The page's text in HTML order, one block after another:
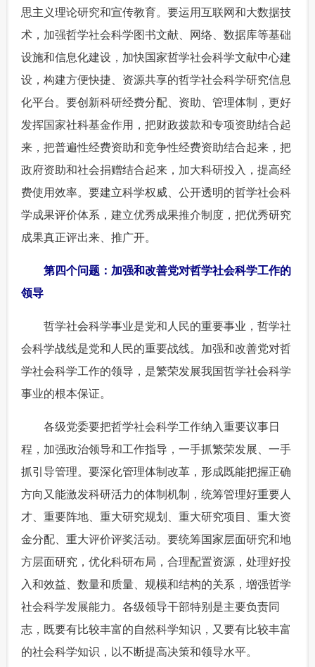
思主义理论研究和宣传教育。要运用互联网和大数据技
术，加强哲学社会科学图书文献、网络、数据库等基础
设施和信息化建设，加快国家哲学社会科学文献中心建
设，构建方便快捷、资源共享的哲学社会科学研究信息
化平台。要创新科研经费分配、资助、管理体制，更好
发挥国家社科基金作用，把财政拨款和专项资助结合起
来，把普遍性经费资助和竞争性经费资助结合起来，把
政府资助和社会捐赠结合起来，加大科研投入，提高经
费使用效率。要建立科学权威、公开透明的哲学社会科
学成果评价体系，建立优秀成果推介制度，把优秀研究
成果真正评出来、推广开。
第四个问题：加强和改善党对哲学社会科学工作的
领导
哲学社会科学事业是党和人民的重要事业，哲学社
会科学战线是党和人民的重要战线。加强和改善党对哲
学社会科学工作的领导，是繁荣发展我国哲学社会科学
事业的根本保证。
各级党委要把哲学社会科学工作纳入重要议事日
程，加强政治领导和工作指导，一手抓繁荣发展、一手
抓引导管理。要深化管理体制改革，形成既能把握正确
方向又能激发科研活力的体制机制，统筹管理好重要人
才、重要阵地、重大研究规划、重大研究项目、重大资
金分配、重大评价评奖活动。要统筹国家层面研究和地
方层面研究，优化科研布局，合理配置资源，处理好投
入和效益、数量和质量、规模和结构的关系，增强哲学
社会科学发展能力。各级领导干部特别是主要负责同
志，既要有比较丰富的自然科学知识，又要有比较丰富
的社会科学知识，以不断提高决策和领导水平。